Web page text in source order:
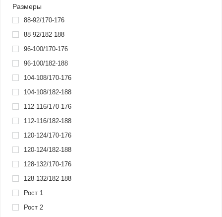
Размеры
88-92/170-176
88-92/182-188
96-100/170-176
96-100/182-188
104-108/170-176
104-108/182-188
112-116/170-176
112-116/182-188
120-124/170-176
120-124/182-188
128-132/170-176
128-132/182-188
Рост 1
Рост 2